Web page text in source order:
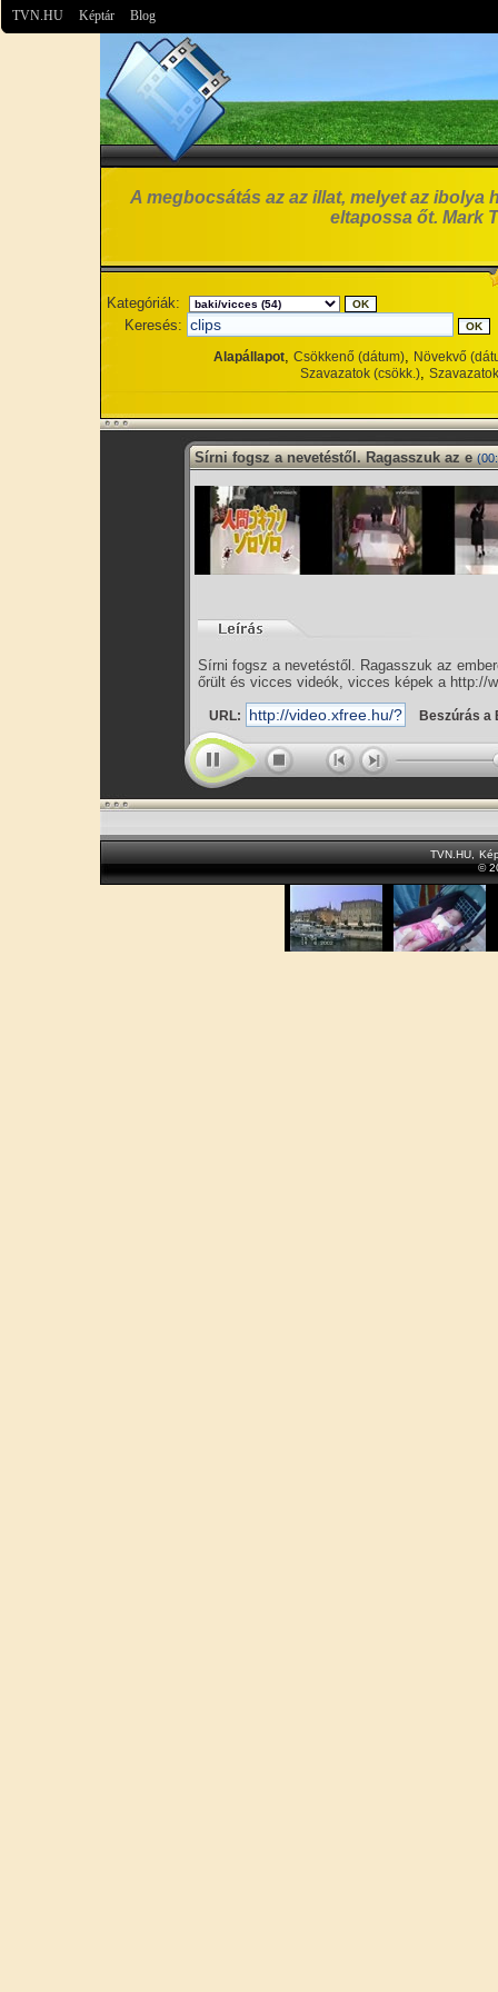
TVN.HU Képtár Blog
A megbocsátás az az illat, melyet az ibolya
eltapossa őt. Mark
Kategóriák:
Keresés:
Alapállapot, Csökkenő (dátum), Növekvő
Szavazatok (csökk.),
Sírni fogsz a nevetéstől. Ragasszuk az e
Sírni fogsz a nevetéstől. Ragasszuk az
őrült és vicces videók, vicces képek a http://
URL: Beszúrás a
TVN.HU
©